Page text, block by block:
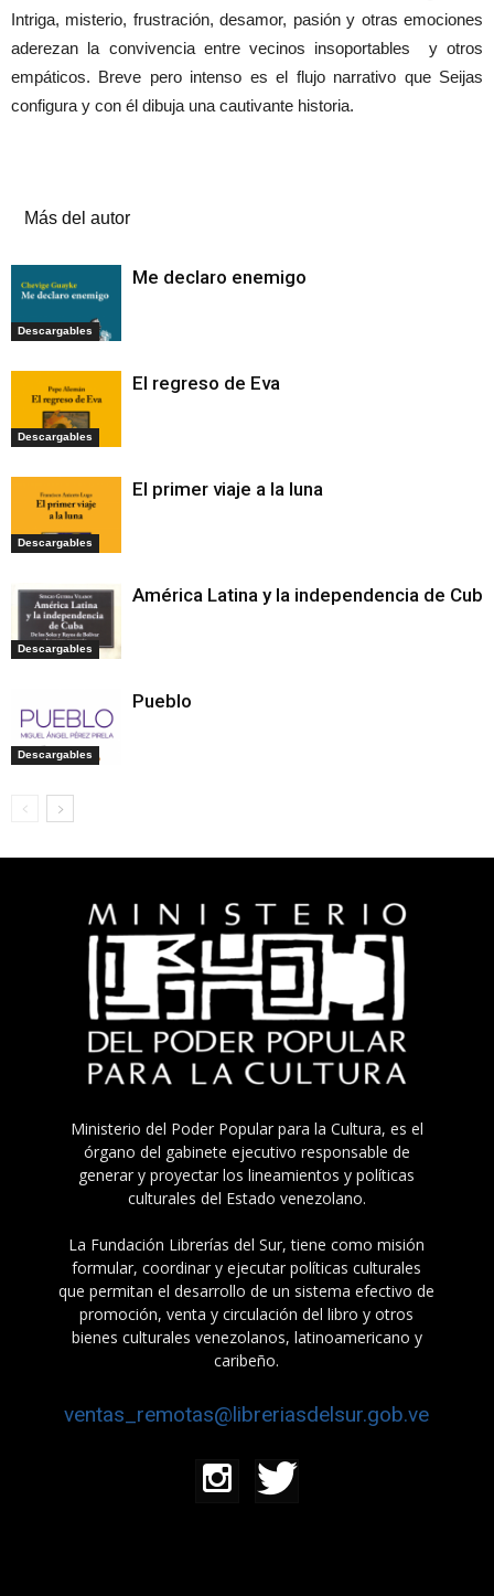
Intriga, misterio, frustración, desamor, pasión y otras emociones
aderezan la convivencia entre vecinos insoportables y otros
empáticos. Breve pero intenso es el flujo narrativo que Seijas
configura y con él dibuja una cautivante historia.
Más del autor
Descargables
Me declaro enemigo
Descargables
El regreso de Eva
Descargables
El primer viaje a la luna
Descargables
América Latina y la independencia de Cuba
Descargables
Pueblo
Ministerio del Poder Popular para la Cultura, es el
órgano del gabinete ejecutivo responsable de
generar y proyectar los lineamientos y políticas
culturales del Estado venezolano.
La Fundación Librerías del Sur, tiene como misión
formular, coordinar y ejecutar políticas culturales
que permitan el desarrollo de un sistema efectivo de
promoción, venta y circulación del libro y otros
bienes culturales venezolanos, latinoamericano y
caribeño.
ventas_remotas@libreriasdelsur.gob.ve